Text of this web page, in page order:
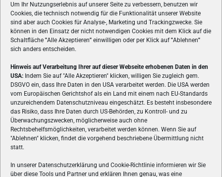
Um Ihr Nutzungserlebnis auf unserer Seite zu verbessern, benutzen wir
Cookies, die technisch notwendig für die Funktionalität unserer Website
sind aber auch Cookies für Analyse-, Marketing und Trackingzwecke. Sie
können in den Einsatz der nicht notwendigen Cookies mit dem Klick auf die
Schaltfläche "Alle Akzeptieren" einwilligen oder per Klick auf"Ablehnen"
sich anders entscheiden.
Hinweis auf Verarbeitung Ihrer auf dieser Webseite erhobenen Daten in den
USA: Indem Sie auf "Alle Akzeptieren" klicken, willigen Sie zugleich gem.
DSGVO ein, dass Ihre Daten in den USA verarbeitet werden. Die USA werden
vom Europäischen Gerichtshof als ein Land mit einem nach EU-Standards
unzureichendem Datenschutzniveau eingeschätzt. Es besteht insbesondere
das Risiko, dass Ihre Daten durch US-Behörden, zu Kontroll- und zu
Überwachungszwecken, möglicherweise auch ohne
Rechtsbehelfsmöglichkeiten, verarbeitet werden können. Wenn Sie auf
"Ablehnen" klicken, findet die vorgehend beschriebene Übermittlung nicht
statt.
In unserer Datenschutzerklärung und Cookie-Richtlinie informieren wir Sie
über diese Tools und Partner und erklären Ihnen genau, was eine
ÜBER UNS
VON GAMERN, FÜR GAMER! Gamers.at ist das älteste Online-
Spielemagazin Österreichs und bringt täglich aktuelle News,
Reviews und Videos zu PC- und Konsolenspielen, Gaming-
Hardware und aus der Welt des e-Sport's.